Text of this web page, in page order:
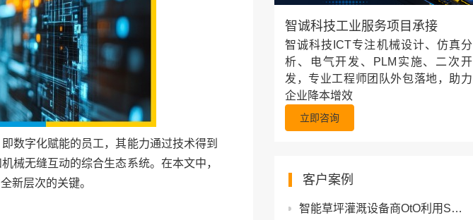
数字化赋能的员工，其能力通过技术得到
械无缝互动的综合生态系统。在本文中，
新层次的关键。
智诚科技工业服务项目承接
智诚科技ICT专注机械设计、仿真分
析、电气开发、PLM实施、二次开
发，专业工程师团队外包落地，助力
企业降本增效
立即咨询
客户案例
智能草坪灌溉设备商OtO利用SOLIDWORKS和3DEXPERIENCE降低开发成本